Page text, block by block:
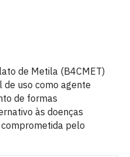
de Metila (B4CMET)
uso como agente
de formas
às doenças
pelo